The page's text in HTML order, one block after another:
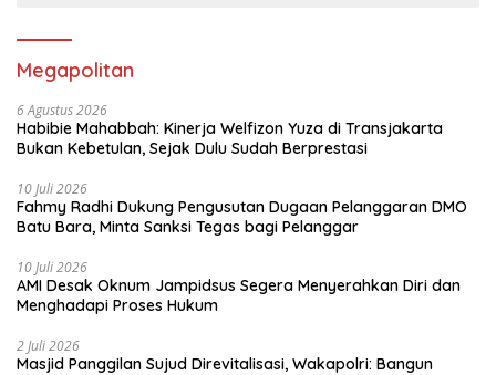
Megapolitan
6 Agustus 2026
Habibie Mahabbah: Kinerja Welfizon Yuza di Transjakarta
Bukan Kebetulan, Sejak Dulu Sudah Berprestasi
10 Juli 2026
Fahmy Radhi Dukung Pengusutan Dugaan Pelanggaran DMO
Batu Bara, Minta Sanksi Tegas bagi Pelanggar
10 Juli 2026
AMI Desak Oknum Jampidsus Segera Menyerahkan Diri dan
Menghadapi Proses Hukum
2 Juli 2026
Masjid Panggilan Sujud Direvitalisasi, Wakapolri: Bangun